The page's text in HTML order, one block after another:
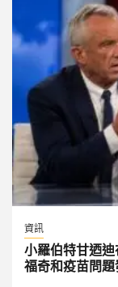
資訊
小羅伯特甘迺迪
福奇和疫苗問